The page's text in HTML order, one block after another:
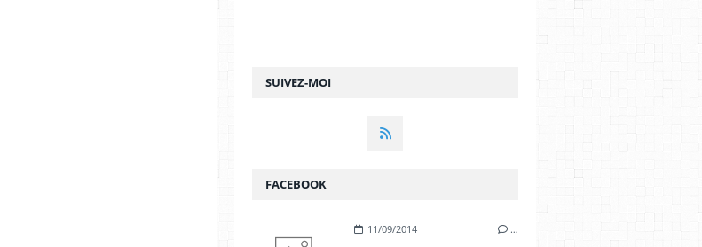
SUIVEZ-MOI
FACEBOOK
11/09/2014 …